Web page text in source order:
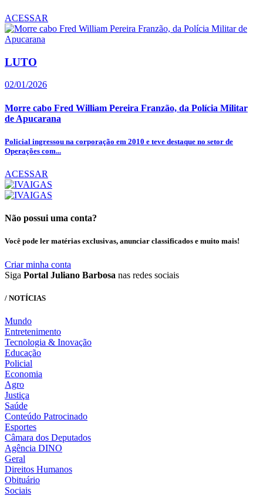
ACESSAR
LUTO
02/01/2026
Morre cabo Fred William Pereira Franzão, da Polícia Militar
de Apucarana
Policial ingressou na corporação em 2010 e teve destaque no setor de
Operações com...
ACESSAR
Não possui uma conta?
Você pode ler matérias exclusivas, anunciar classificados e muito mais!
Criar minha conta
Siga Portal Juliano Barbosa nas redes sociais
/ NOTÍCIAS
Mundo
Entretenimento
Tecnologia & Inovação
Educação
Policial
Economia
Agro
Justiça
Saúde
Conteúdo Patrocinado
Esportes
Câmara dos Deputados
Agência DINO
Geral
Direitos Humanos
Obituário
Sociais